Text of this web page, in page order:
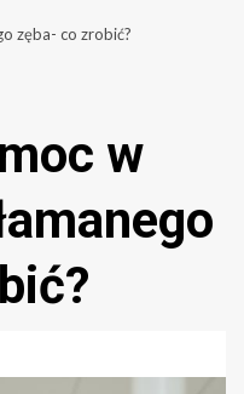
zęba- co zrobić?
w